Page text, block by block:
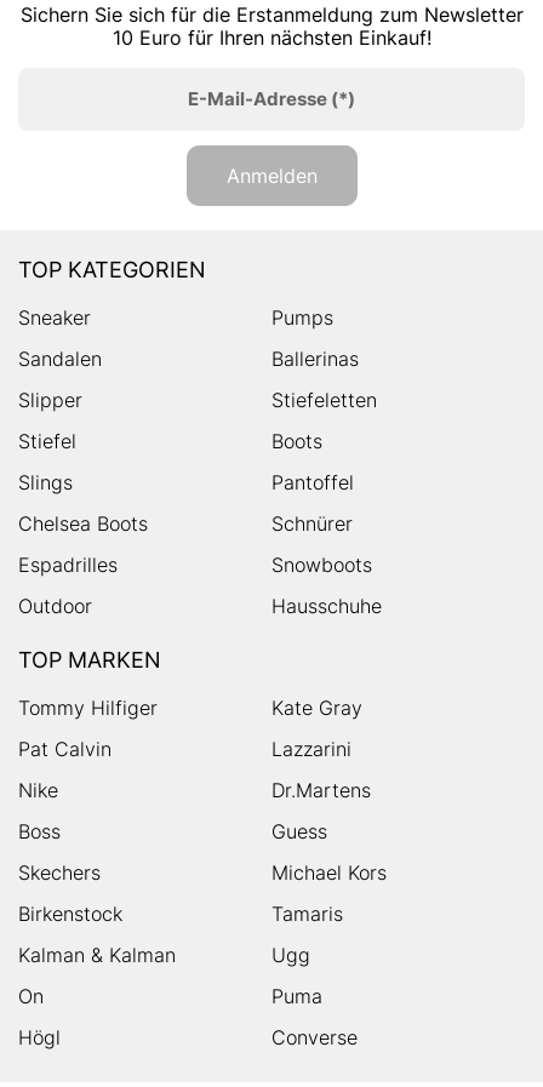
Sichern Sie sich für die Erstanmeldung zum Newsletter
10 Euro für Ihren nächsten Einkauf!
E-Mail-Adresse (*)
Anmelden
TOP KATEGORIEN
Sneaker
Pumps
Sandalen
Ballerinas
Slipper
Stiefeletten
Stiefel
Boots
Slings
Pantoffel
Chelsea Boots
Schnürer
Espadrilles
Snowboots
Outdoor
Hausschuhe
TOP MARKEN
Tommy Hilfiger
Kate Gray
Pat Calvin
Lazzarini
Nike
Dr.Martens
Boss
Guess
Skechers
Michael Kors
Birkenstock
Tamaris
Kalman & Kalman
Ugg
On
Puma
Högl
Converse